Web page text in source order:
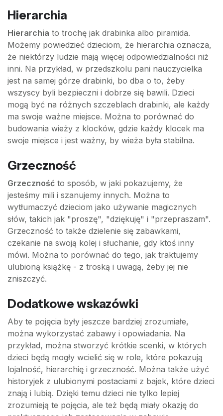
Hierarchia
Hierarchia to trochę jak drabinka albo piramida.
Możemy powiedzieć dzieciom, że hierarchia oznacza,
że niektórzy ludzie mają więcej odpowiedzialności niż
inni. Na przykład, w przedszkolu pani nauczycielka
jest na samej górze drabinki, bo dba o to, żeby
wszyscy byli bezpieczni i dobrze się bawili. Dzieci
mogą być na różnych szczeblach drabinki, ale każdy
ma swoje ważne miejsce. Można to porównać do
budowania wieży z klocków, gdzie każdy klocek ma
swoje miejsce i jest ważny, by wieża była stabilna.
Grzeczność
Grzeczność to sposób, w jaki pokazujemy, że
jesteśmy mili i szanujemy innych. Można to
wytłumaczyć dzieciom jako używanie magicznych
słów, takich jak "proszę", "dziękuję" i "przepraszam".
Grzeczność to także dzielenie się zabawkami,
czekanie na swoją kolej i słuchanie, gdy ktoś inny
mówi. Można to porównać do tego, jak traktujemy
ulubioną książkę - z troską i uwagą, żeby jej nie
zniszczyć.
Dodatkowe wskazówki
Aby te pojęcia były jeszcze bardziej zrozumiałe,
można wykorzystać zabawy i opowiadania. Na
przykład, można stworzyć krótkie scenki, w których
dzieci będą mogły wcielić się w role, które pokazują
lojalność, hierarchię i grzeczność. Można także użyć
historyjek z ulubionymi postaciami z bajek, które dzieci
znają i lubią. Dzięki temu dzieci nie tylko lepiej
zrozumieją te pojęcia, ale też będą miały okazję do